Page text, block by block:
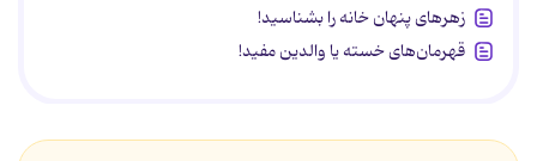
زهرهای پنهان خانه را بشناسید!
قهرمان‌های خسته یا والدین مفید!